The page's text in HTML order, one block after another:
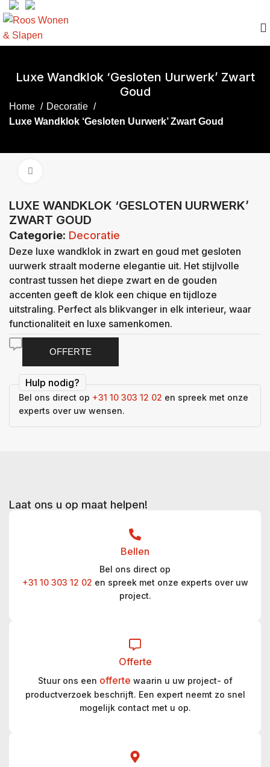
Luxe Wandklok ‘Gesloten Uurwerk’ Zwart
Goud
Home
Decoratie
Luxe Wandklok ‘Gesloten Uurwerk’ Zwart Goud
LUXE WANDKLOK ‘GESLOTEN UURWERK’
ZWART GOUD
Categorie: Decoratie
Deze luxe wandklok in zwart en goud met gesloten
uurwerk straalt moderne elegantie uit. Het stijlvolle
contrast tussen het diepe zwart en de gouden
accenten geeft de klok een chique en tijdloze
uitstraling. Perfect als blikvanger in elk interieur, waar
functionaliteit en luxe samenkomen.
OFFERTE
Hulp nodig?
Bel ons direct op +31 10 303 12 02 en spreek met onze
experts over uw wensen.
Laat ons u op maat helpen!
Bellen
Bel ons direct op
+31 10 303 12 02 en spreek met onze experts over uw
project.
Offerte
Stuur ons een offerte waarin u uw project- of
productverzoek beschrijft. Een expert neemt zo snel
mogelijk contact met u op.